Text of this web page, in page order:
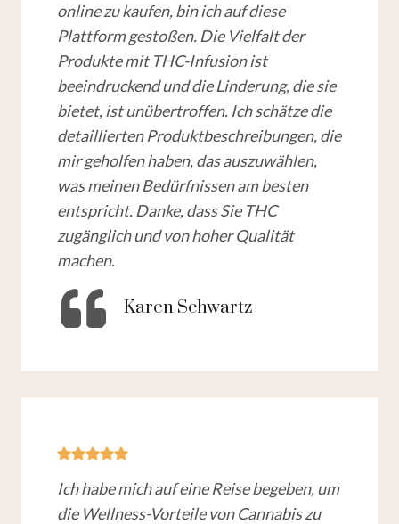
online zu kaufen, bin ich auf diese
Plattform gestoßen. Die Vielfalt der
Produkte mit THC-Infusion ist
beeindruckend und die Linderung, die sie
bietet, ist unübertroffen. Ich schätze die
detaillierten Produktbeschreibungen, die
mir geholfen haben, das auszuwählen,
was meinen Bedürfnissen am besten
entspricht. Danke, dass Sie THC
zugänglich und von hoher Qualität
machen.
Karen Schwartz
Ich habe mich auf eine Reise begeben, um
die Wellness-Vorteile von Cannabis zu